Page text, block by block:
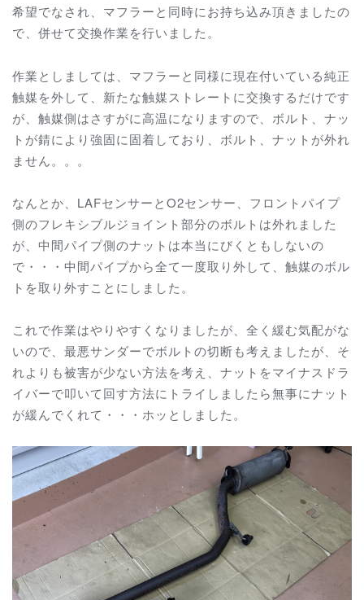
希望でなされ、マフラーと同時にお持ち込み頂きましたの
で、併せて交換作業を行いました。
作業としましては、マフラーと同様に現在付いている純正
触媒を外して、新たな触媒ストレートに交換するだけです
が、触媒側はさすがに高温になりますので、ボルト、ナッ
トが錆により強固に固着しており、ボルト、ナットが外れ
ません。。。
なんとか、LAFセンサーとO2センサー、フロントパイプ
側のフレキシブルジョイント部分のボルトは外れました
が、中間パイプ側のナットは本当にびくともしないの
で・・・中間パイプから全て一度取り外して、触媒のボル
トを取り外すことにしました。
これで作業はやりやすくなりましたが、全く緩む気配がな
いので、最悪サンダーでボルトの切断も考えましたが、そ
れよりも被害が少ない方法を考え、ナットをマイナスドラ
イバーで叩いて回す方法にトライしましたら無事にナット
が緩んでくれて・・・ホッとしました。